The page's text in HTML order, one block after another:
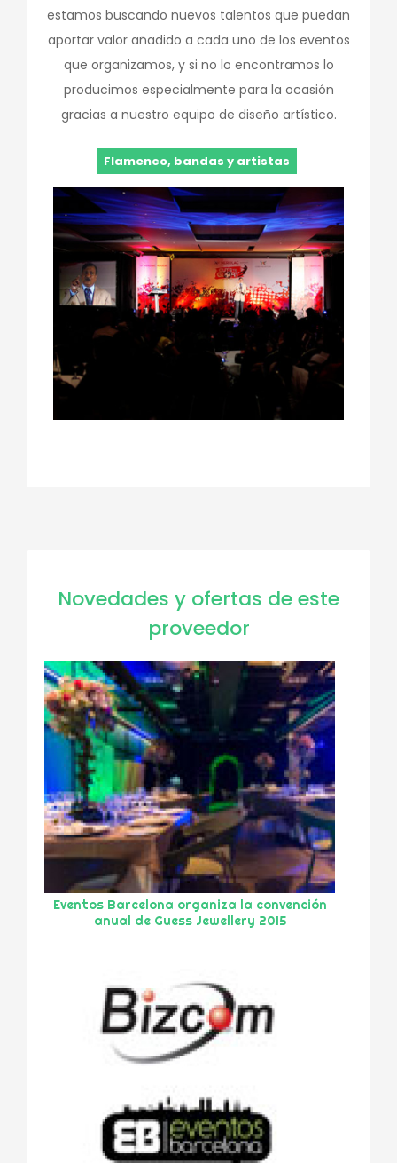
estamos buscando nuevos talentos que puedan
aportar valor añadido a cada uno de los eventos
que organizamos, y si no lo encontramos lo
producimos especialmente para la ocasión
gracias a nuestro equipo de diseño artístico.
Flamenco, bandas y artistas
Novedades y ofertas de este
proveedor
Eventos Barcelona organiza la convención
anual de Guess Jewellery 2015